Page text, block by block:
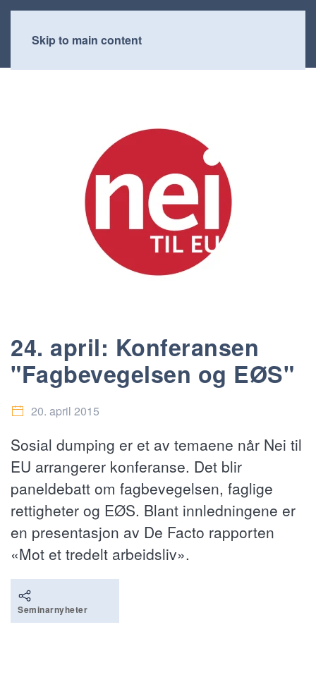
Skip to main content
24. april: Konferansen
"Fagbevegelsen og EØS"
20. april 2015
Sosial dumping er et av temaene når Nei til
EU arrangerer konferanse. Det blir
paneldebatt om fagbevegelsen, faglige
rettigheter og EØS. Blant innledningene er
en presentasjon av De Facto rapporten
«Mot et tredelt arbeidsliv».
Seminarnyheter